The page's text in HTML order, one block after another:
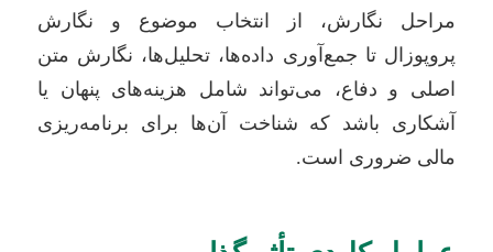
مراحل نگارش، از انتخاب موضوع و نگارش
پروپوزال تا جمع‌آوری داده‌ها، تحلیل‌ها، نگارش متن
اصلی و دفاع، می‌تواند شامل هزینه‌های پنهان یا
آشکاری باشد که شناخت آن‌ها برای برنامه‌ریزی
مالی ضروری است.